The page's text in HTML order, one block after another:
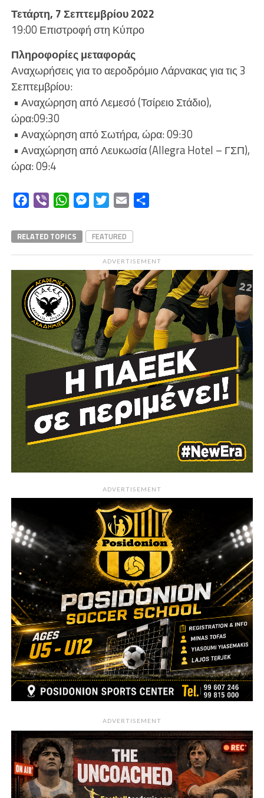
Τετάρτη, 7 Σεπτεμβρίου 2022
19:00 Επιστροφή στη Κύπρο
Πληροφορίες μεταφοράς
Αναχωρήσεις για το αεροδρόμιο Λάρνακας για τις 3
Σεπτεμβρίου:
• Αναχώρηση από Λεμεσό (Τσίρειο Στάδιο),
ώρα:09:30
• Αναχώρηση από Σωτήρα, ώρα: 09:30
• Αναχώρηση από Λευκωσία (Allegra Hotel – ΓΣΠ),
ώρα: 09:4
Facebook
Viber WhatsAppMessengerTwitterEmail
RELATED TOPICS FEATURED
ADVERTISEMENT
ADVERTISEMENT
ADVERTISEMENT